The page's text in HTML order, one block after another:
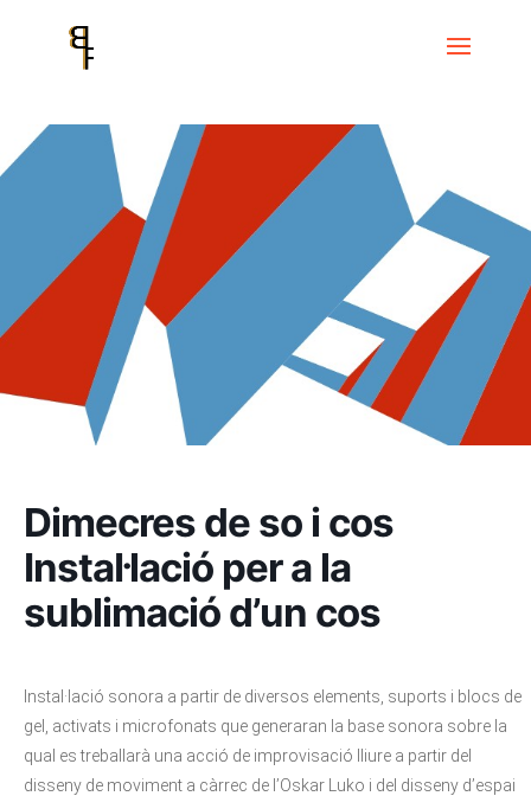
Events
Dimecres de so i cos Instal·lació
per a la sublimació d’un cos
Dimecres de so i cos
Instal·lació per a la
sublimació d’un cos
Instal·lació sonora a partir de diversos elements, suports i blocs de
gel, activats i microfonats que generaran la base sonora sobre la
qual es treballarà una acció de improvisació lliure a partir del
disseny de moviment a càrrec de l’Oskar Luko i del disseny d’espai